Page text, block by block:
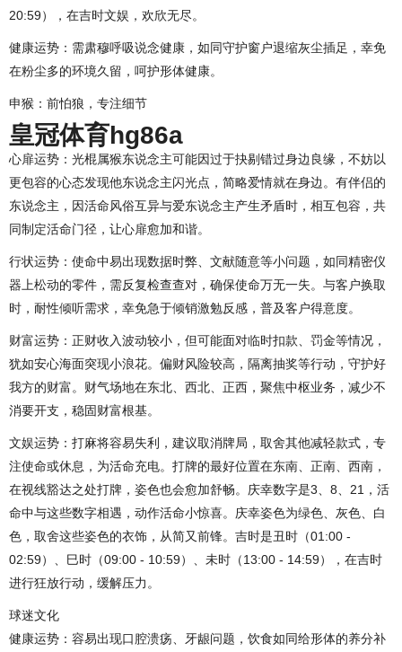
20:59），在吉时文娱，欢欣无尽。
健康运势：需肃穆呼吸说念健康，如同守护窗户退缩灰尘插足，幸免
在粉尘多的环境久留，呵护形体健康。
申猴：前怕狼，专注细节
皇冠体育hg86a
心扉运势：光棍属猴东说念主可能因过于抉剔错过身边良缘，不妨以
更包容的心态发现他东说念主闪光点，简略爱情就在身边。有伴侣的
东说念主，因活命风俗互异与爱东说念主产生矛盾时，相互包容，共
同制定活命门径，让心扉愈加和谐。
行状运势：使命中易出现数据时弊、文献随意等小问题，如同精密仪
器上松动的零件，需反复检查查对，确保使命万无一失。与客户换取
时，耐性倾听需求，幸免急于倾销激勉反感，普及客户得意度。
财富运势：正财收入波动较小，但可能面对临时扣款、罚金等情况，
犹如安心海面突现小浪花。偏财风险较高，隔离抽奖等行动，守护好
我方的财富。财气场地在东北、西北、正西，聚焦中枢业务，减少不
消要开支，稳固财富根基。
文娱运势：打麻将容易失利，建议取消牌局，取舍其他减轻款式，专
注使命或休息，为活命充电。打牌的最好位置在东南、正南、西南，
在视线豁达之处打牌，姿色也会愈加舒畅。庆幸数字是3、8、21，活
命中与这些数字相遇，动作活命小惊喜。庆幸姿色为绿色、灰色、白
色，取舍这些姿色的衣饰，从简又前锋。吉时是丑时（01:00 -
02:59）、巳时（09:00 - 10:59）、未时（13:00 - 14:59），在吉时
进行狂放行动，缓解压力。
球迷文化
健康运势：容易出现口腔溃疡、牙龈问题，饮食如同给形体的养分补